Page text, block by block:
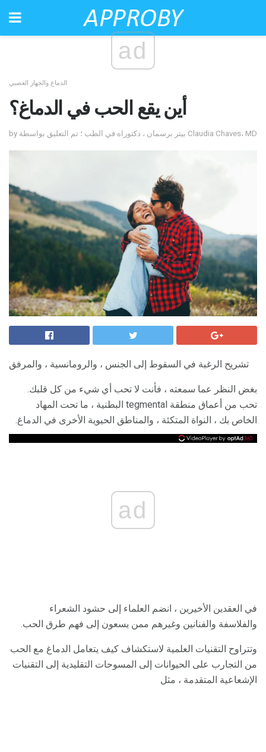
ad
الدماغ والجهاز العصبي
أين يقع الحب في الدماغ؟
by بيتر برسمان ، دكتوراه في الطب ؛ تم التعليق بواسطة Claudia Chaves، MD
تشريح الرغبة في السقوط إلى الجنس ، والرومانسية ، والمرفق
بغض النظر عما سمعته ، فأنت لا تحب أي شيء من كل قلبك.
تحب من أعماق منطقة tegmental البطنية ، ما تحت المهاد
الخاص بك ، النواة المتكئة ، والمناطق الحيوية الأخرى في الدماغ.
ad
في العقدين الأخيرين ، انضم العلماء إلى حشود الشعراء
والفلاسفة والفنانين وغيرهم ممن يسعون إلى فهم طرق الحب.
وتتراوح التقنيات العلمية لاستكشاف كيف يتعامل الدماغ مع الحب
من التجارب على الحيوانات إلى المسوحات التقليدية إلى التقنيات
الإشعاعية المتقدمة ، مثل